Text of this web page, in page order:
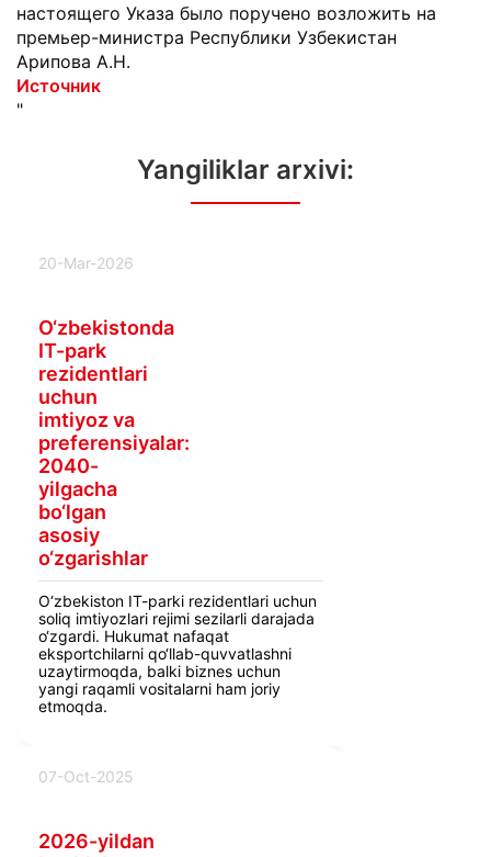
настоящего Указа было поручено возложить на
премьер-министра Республики Узбекистан
Арипова А.Н.
Источник
"
Yangiliklar arxivi:
20-Mar-2026
O‘zbekistonda
IT-park
rezidentlari
uchun
imtiyoz va
preferensiyalar:
2040-
yilgacha
bo‘lgan
asosiy
o‘zgarishlar
O‘zbekiston IT-parki rezidentlari uchun
soliq imtiyozlari rejimi sezilarli darajada
o‘zgardi. Hukumat nafaqat
eksportchilarni qo‘llab-quvvatlashni
uzaytirmoqda, balki biznes uchun
yangi raqamli vositalarni ham joriy
etmoqda.
07-Oct-2025
2026-yildan